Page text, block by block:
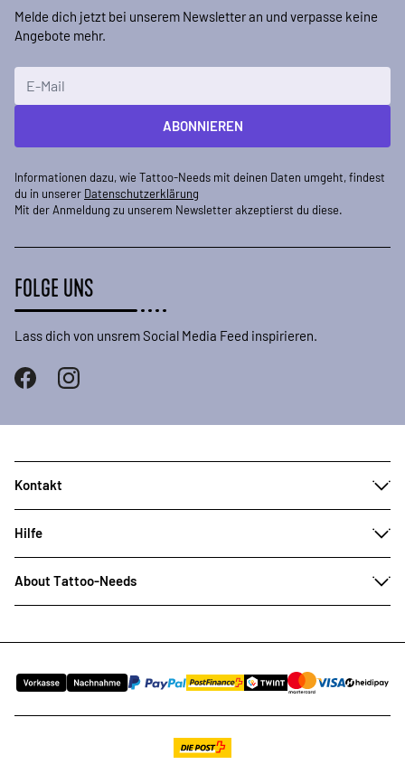
Melde dich jetzt bei unserem Newsletter an und verpasse keine
Angebote mehr.
ABONNIEREN
Informationen dazu, wie Tattoo-Needs mit deinen Daten umgeht, findest
du in unserer Datenschutzerklärung
Mit der Anmeldung zu unserem Newsletter akzeptierst du diese.
FOLGE UNS
Lass dich von unsrem Social Media Feed inspirieren.
Kontakt
Hilfe
About Tattoo-Needs